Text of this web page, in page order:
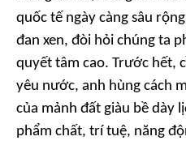
quốc tế ngày càng sâu
đan xen, đòi hỏi chúng ta
quyết tâm cao. Trước hết,
yêu nước, anh hùng cách
của mảnh đất giàu bề dày
phẩm chất, trí tuệ, năng